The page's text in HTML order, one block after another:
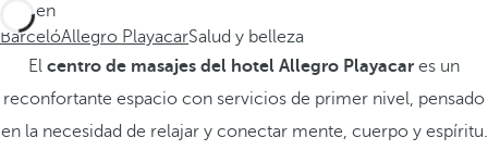
Está en
BarcelóAllegro PlayacarSalud y belleza
El centro de masajes del hotel Allegro Playacar es un
reconfortante espacio con servicios de primer nivel, pensado
en la necesidad de relajar y conectar mente, cuerpo y espíritu.